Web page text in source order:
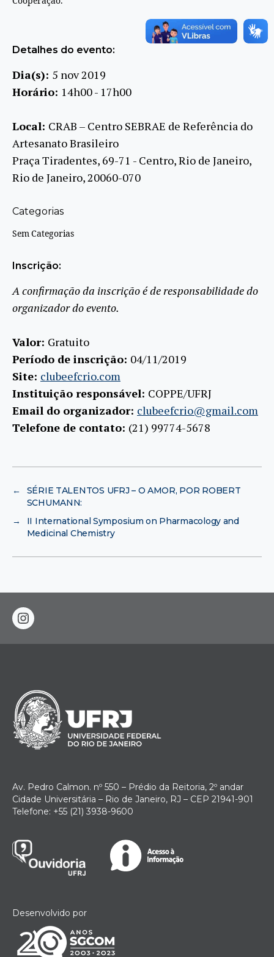
Detalhes do evento:
Dia(s): 5 nov 2019
Horário: 14h00 - 17h00
Local: CRAB – Centro SEBRAE de Referência do
Artesanato Brasileiro
Praça Tiradentes, 69-71 - Centro, Rio de Janeiro,
Rio de Janeiro, 20060-070
Categorias
Sem Categorias
Inscrição:
A confirmação da inscrição é de responsabilidade do
organizador do evento.
Valor: Gratuito
Período de inscrição: 04/11/2019
Site: clubeefcrio.com
Instituição responsável: COPPE/UFRJ
Email do organizador: clubeefcrio@gmail.com
Telefone de contato: (21) 99774-5678
←
SÉRIE TALENTOS UFRJ – O AMOR, POR ROBERT
SCHUMANN:
→
II International Symposium on Pharmacology and
Medicinal Chemistry
instagram
Av. Pedro Calmon. nº 550 – Prédio da Reitoria, 2º andar
Cidade Universitária – Rio de Janeiro, RJ – CEP 21941-901
Telefone: +55 (21) 3938-9600
Desenvolvido por